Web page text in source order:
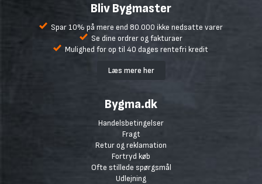
Bliv Bygmaster
Spar 10% på mere end 80.000 ikke nedsatte varer
Se dine ordrer og fakturaer
Mulighed for op til 40 dages rentefri kredit
Læs mere her
Bygma.dk
Handelsbetingelser
Fragt
Retur og reklamation
Fortryd køb
Ofte stillede spørgsmål
Udlejning